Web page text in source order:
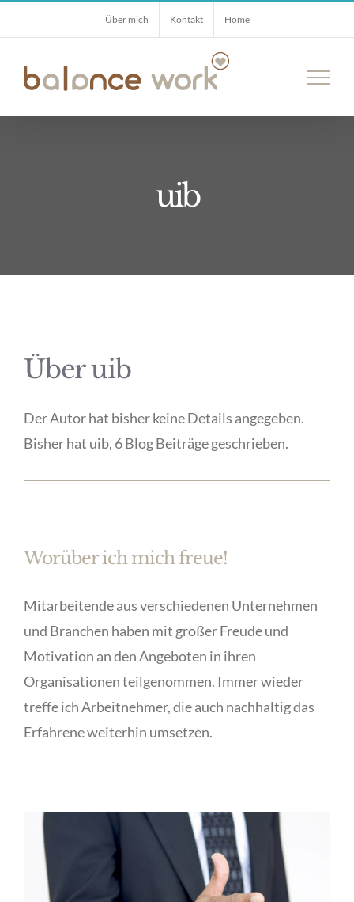
Inhalt
springen
Über mich Kontakt Home
uib
Überuib
Der Autor hat bisher keine Details angegeben.
Bisher hat uib, 6 Blog Beiträge geschrieben.
Worüber ich mich freue!
Mitarbeitende aus verschiedenen Unternehmen
und Branchen haben mit großer Freude und
Motivation an den Angeboten in ihren
Organisationen teilgenommen. Immer wieder
treffe ich Arbeitnehmer, die auch nachhaltig das
Erfahrene weiterhin umsetzen.